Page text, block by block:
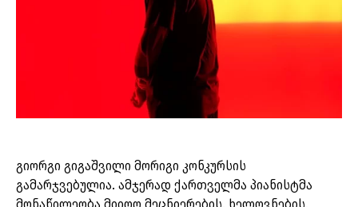
გიორგი გიგაშვილი მორიგი კონკურსის
გამარჯვებულია. ამჯერად ქართველმა პიანისტმა